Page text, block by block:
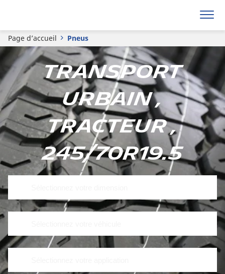
Page d’accueil Pneus
Transport
urbain ,
Tracteur ,
245/70R19.5